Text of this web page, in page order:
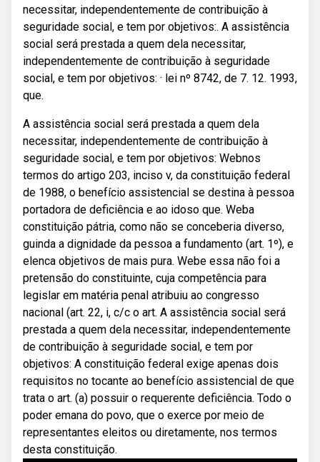
necessitar, independentemente de contribuição à
seguridade social, e tem por objetivos:. A assistência
social será prestada a quem dela necessitar,
independentemente de contribuição à seguridade
social, e tem por objetivos: · lei nº 8742, de 7. 12. 1993,
que.
A assistência social será prestada a quem dela
necessitar, independentemente de contribuição à
seguridade social, e tem por objetivos: Webnos
termos do artigo 203, inciso v, da constituição federal
de 1988, o benefício assistencial se destina à pessoa
portadora de deficiência e ao idoso que. Weba
constituição pátria, como não se conceberia diverso,
guinda a dignidade da pessoa a fundamento (art. 1º), e
elenca objetivos de mais pura. Webe essa não foi a
pretensão do constituinte, cuja competência para
legislar em matéria penal atribuiu ao congresso
nacional (art. 22, i, c/c o art. A assistência social será
prestada a quem dela necessitar, independentemente
de contribuição à seguridade social, e tem por
objetivos: A constituição federal exige apenas dois
requisitos no tocante ao benefício assistencial de que
trata o art. (a) possuir o requerente deficiência. Todo o
poder emana do povo, que o exerce por meio de
representantes eleitos ou diretamente, nos termos
desta constituição.